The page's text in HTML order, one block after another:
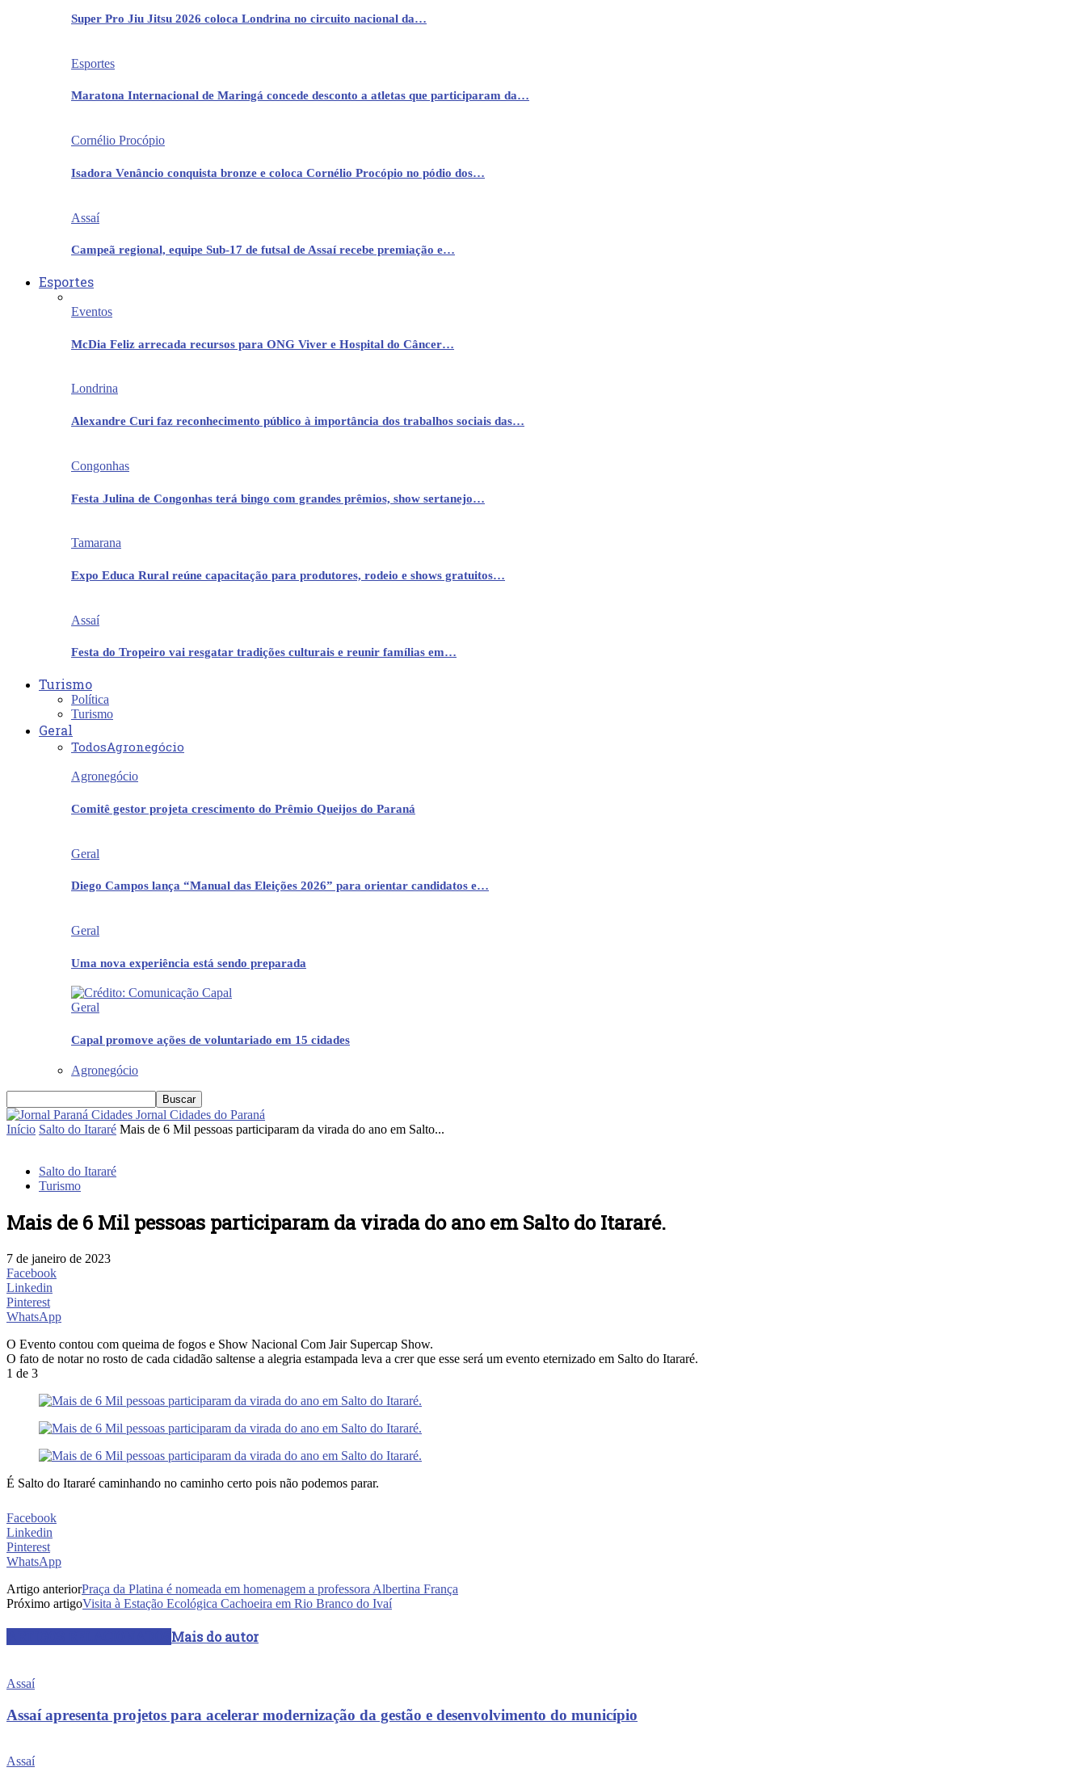
Super Pro Jiu Jitsu 2026 coloca Londrina no circuito nacional da…
Esportes
Maratona Internacional de Maringá concede desconto a atletas que participaram da…
Cornélio Procópio
Isadora Venâncio conquista bronze e coloca Cornélio Procópio no pódio dos…
Assaí
Campeã regional, equipe Sub-17 de futsal de Assaí recebe premiação e…
Esportes
Eventos
McDia Feliz arrecada recursos para ONG Viver e Hospital do Câncer…
Londrina
Alexandre Curi faz reconhecimento público à importância dos trabalhos sociais das…
Congonhas
Festa Julina de Congonhas terá bingo com grandes prêmios, show sertanejo…
Tamarana
Expo Educa Rural reúne capacitação para produtores, rodeio e shows gratuitos…
Assaí
Festa do Tropeiro vai resgatar tradições culturais e reunir famílias em…
Turismo
Política
Turismo
Geral
TodosAgronegócio
Agronegócio
Comitê gestor projeta crescimento do Prêmio Queijos do Paraná
Geral
Diego Campos lança “Manual das Eleições 2026” para orientar candidatos e…
Geral
Uma nova experiência está sendo preparada
Geral
Capal promove ações de voluntariado em 15 cidades
Agronegócio
Jornal Cidades do Paraná
Início Salto do Itararé Mais de 6 Mil pessoas participaram da virada do ano em Salto...
Salto do Itararé
Turismo
Mais de 6 Mil pessoas participaram da virada do ano em Salto do Itararé.
7 de janeiro de 2023
Facebook
Linkedin
Pinterest
WhatsApp
O Evento contou com queima de fogos e Show Nacional Com Jair Supercap Show.
O fato de notar no rosto de cada cidadão saltense a alegria estampada leva a crer que esse será um evento eternizado em Salto do Itararé.
1 de 3
É Salto do Itararé caminhando no caminho certo pois não podemos parar.
Facebook
Linkedin
Pinterest
WhatsApp
Artigo anteriorPraça da Platina é nomeada em homenagem a professora Albertina França
Próximo artigoVisita à Estação Ecológica Cachoeira em Rio Branco do Ivaí
Mais do autor
Assaí
Assaí apresenta projetos para acelerar modernização da gestão e desenvolvimento do município
Assaí